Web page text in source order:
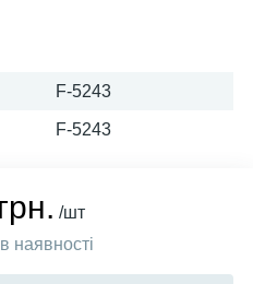
F-5243
F-5243
/шт
наявності